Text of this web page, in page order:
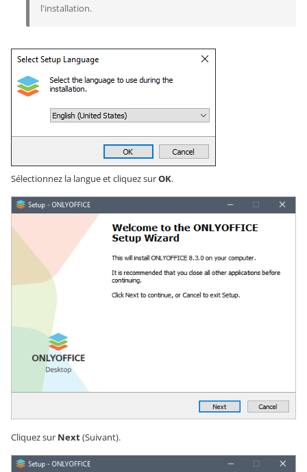
l'installation.
Sélectionnez la langue et cliquez surOK.
Cliquez sur Next(Suivant).